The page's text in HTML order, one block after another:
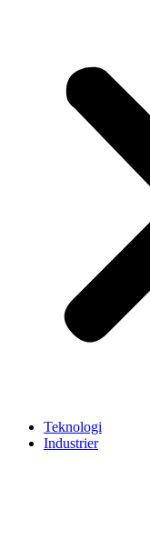
Teknologi
Industrier